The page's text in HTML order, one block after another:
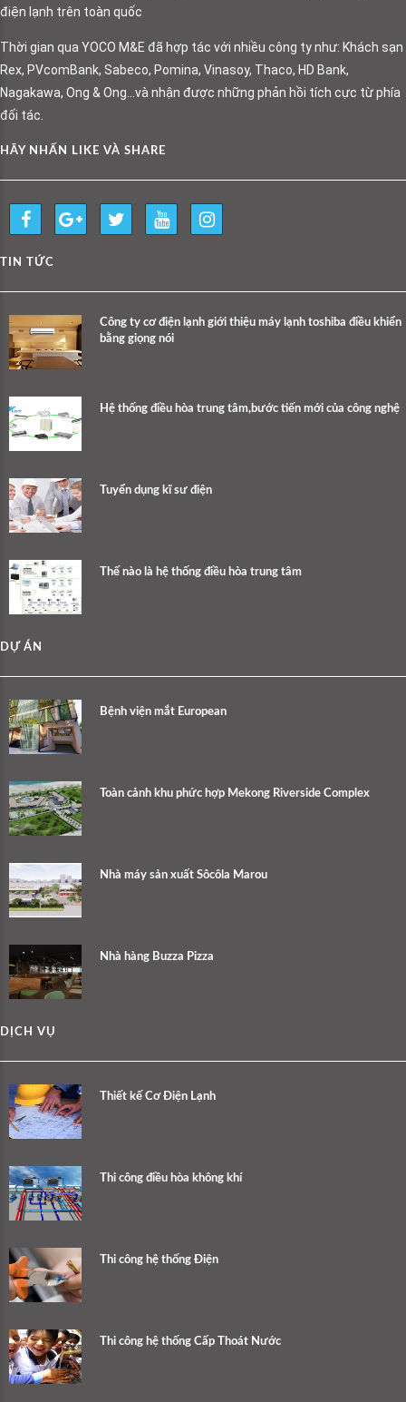
điện lạnh trên toàn quốc
Thời gian qua YOCO M&E đã hợp tác với nhiều công ty như: Khách sạn
Rex, PVcomBank, Sabeco, Pomina, Vinasoy, Thaco, HD Bank,
Nagakawa, Ong & Ong…và nhận được những phản hồi tích cực từ phía
đối tác.
HÃY NHẤN LIKE VÀ SHARE
TIN TỨC
Công ty cơ điện lạnh giới thiệu máy lạnh toshiba điều khiển
bằng giọng nói
Hệ thống điều hòa trung tâm,bước tiến mới của công nghệ
Tuyển dụng kĩ sư điện
Thế nào là hệ thống điều hòa trung tâm
DỰ ÁN
Bệnh viện mắt European
Toàn cảnh khu phức hợp Mekong Riverside Complex
Nhà máy sản xuất Sôcôla Marou
Nhà hàng Buzza Pizza
DỊCH VỤ
Thiết kế Cơ Điện Lạnh
Thi công điều hòa không khí
Thi công hệ thống Điện
Thi công hệ thống Cấp Thoát Nước